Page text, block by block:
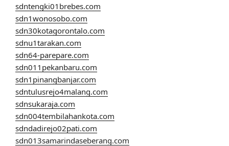
sdntengki01brebes.com
sdn1wonosobo.com
sdn30kotagorontalo.com
sdnu1tarakan.com
sdn64-parepare.com
sdn011pekanbaru.com
sdn1pinangbanjar.com
sdntulusrejo4malang.com
sdnsukaraja.com
sdn004tembilahankota.com
sdndadirejo02pati.com
sdn013samarindaseberang.com